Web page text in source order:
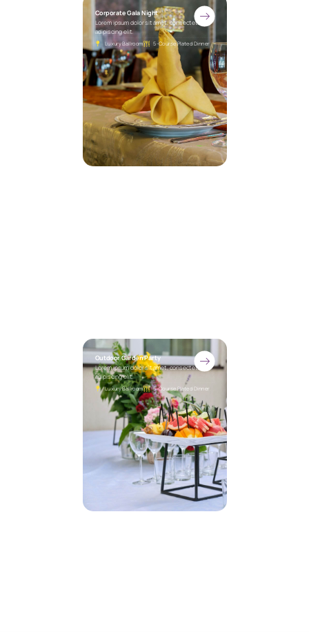
Corporate Gala Night
Lorem ipsum dolor sit amet, consectetur
adipiscing elit.
Luxury Ballroom 5-Course Plated Dinner
Outdoor Garden Party
Lorem ipsum dolor sit amet, consectetur
adipiscing elit.
Luxury Ballroom 5-Course Plated Dinner